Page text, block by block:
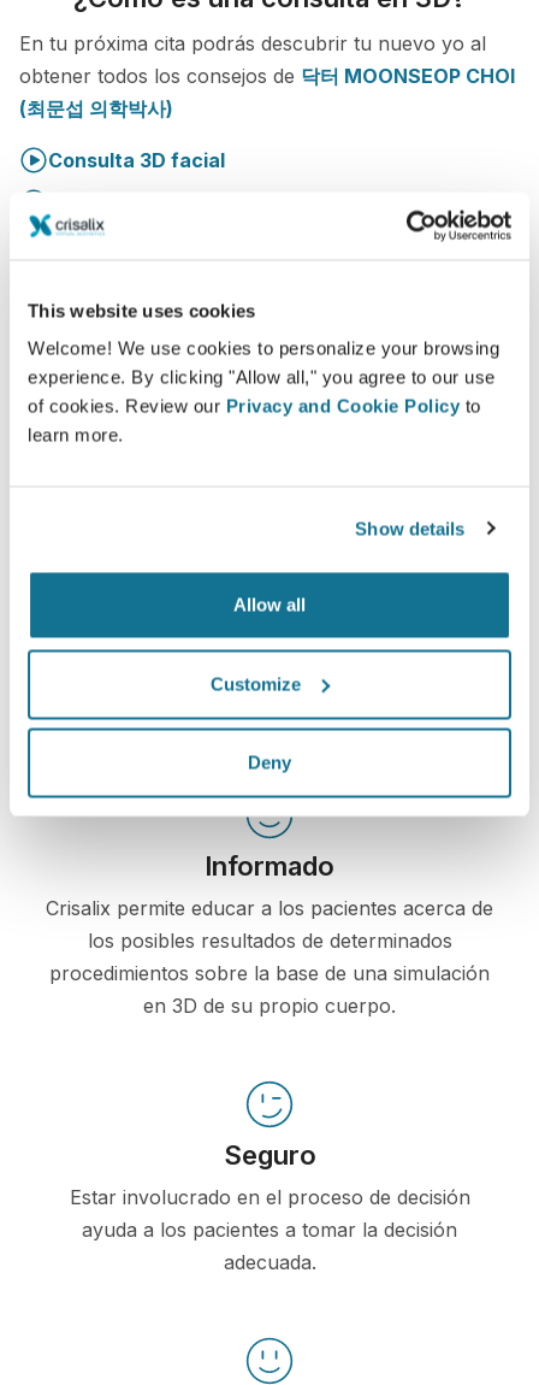
This website uses cookies
Welcome! We use cookies to personalize your browsing
experience. By clicking "Allow all," you agree to our use
of cookies. Review our Privacy and Cookie Policy to
learn more.
Show details
Allow all
Customize
Deny
En tu próxima cita podrás descubrir tu nuevo yo al
obtener todos los consejos de 닥터 MOONSEOP CHOI
(최문섭 의학박사)
Consulta 3D facial
Consulta 3D cuerpo
¡Mira tu nuevo tú ahora!
Aumenta el nivel de atención al
Crisalix es una herramienta innovadora que tiene
como objetivo mejorar la comunicación entre médicos
relación entre los pacientes y los médicos.
Informado
Crisalix permite educar a los pacientes acerca de
los posibles resultados de determinados
procedimientos sobre la base de una simulación
en 3D de su propio cuerpo.
Seguro
Estar involucrado en el proceso de decisión
ayuda a los pacientes a tomar la decisión
adecuada.